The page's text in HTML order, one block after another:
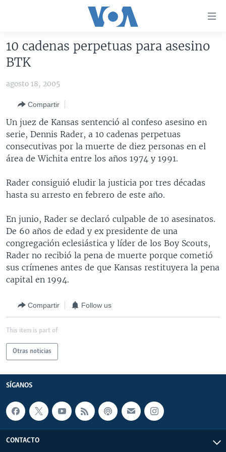
accesibilidad
principal
Salte
navegador
principal
Salte
AMÉRICA DEL NORTE
MÉXICO
HAITÍ
ELECCIONES EEUU
VOTO DIVIDIDO
VOA VERIFICA
VOA VERIFICA UCRANIA/RUSIA
VOA VERIFICA INMIGRACIÓN
VOA VERIFICA AMÉRICA LATINA
AMÉRICA LATINA
ARGENTINA
BOLIVIA
COLOMBIA
CHILE
PERÚ
ECUADOR
VENEZUELA
BRASIL
CHINA EN AMÉRICA LATINA
CENTROAMÉRICA
COSTA RICA
EL SALVADOR
GUATEMALA
HONDURAS
NICARAGUA
OTRAS SECCIONES
INMIGRACIÓN
LIBERTAD DE PRENSA
MUNDO
ECONOMÍA
ENTRETENIMIENTO Y CULTURA
TECNOLOGÍA
CIENCIA Y SALUD
ESPECIALES DE LA VOA
LIBERTAD DE PRENSA
UCRANIA
MULTIMEDIA
VIDEOS
FOTOGRAFÍA
PROGRAMAS TV
EL MUNDO AL DÍA
VISIÓN 360
LAS CLAVES
PANORAMA
RADIO
AUDIONOTICIAS
BUENOS DÍAS AMÉRICA
ESTADOS UNIDOS AL DÍA
EL MUNDO AL DÍA [RADIO]
NOTA ECONÓMICA
DOCUMENTALES DE LA VOA
Learning English
SÍGANOS
Idiomas
10 cadenas perpetuas para asesino
BTK
agosto 18, 2005
Compartir
Un juez de Kansas sentenció al confeso asesino en
serie, Dennis Rader, a 10 cadenas perpetuas
consecutivas por la muerte de diez personas en el
área de Wichita entre los años 1974 y 1991.
Rader consiguió eludir la justicia por tres décadas
hasta su arresto en febrero de este año.
En junio, Rader se declaró culpable de 10 asesinatos.
De 60 años de edad y ex presidente de una
congregación eclesiástica y líder de los Boy Scouts,
Rader no recibió la pena de muerte porque cometió
sus crímenes antes de que Kansas restituyera la pena
capital en 1994.
Compartir Follow us
This item is part of
Otras noticias
SÍGANOS
CONTACTO